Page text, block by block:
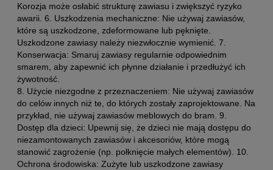
Korozja może osłabić strukturę zawiasu i zwiększyć ryzyko
awarii. 6. Uszkodzenia mechaniczne: Nie używaj zawiasów,
które są uszkodzone, zdeformowane lub pęknięte.
Uszkodzone zawiasy należy niezwłocznie wymienić. 7.
Konserwacja: Smaruj zawiasy regularnie odpowiednim
smarem, aby zapewnić ich płynne działanie i przedłużyć ich
żywotność.
8. Użycie niezgodne z przeznaczeniem: Nie używaj zawiasów
do celów innych niż te, do których zostały zaprojektowane. Na
przykład, nie używaj zawiasów meblowych do bram. 9.
Dostęp dla dzieci: Upewnij się, że dzieci nie mają dostępu do
niezamontowanych zawiasów i akcesoriów, które mogą
stanowić zagrożenie (np. połknięcie małych elementów). 10.
Ochrona środowiska: Zużyte lub uszkodzone zawiasy